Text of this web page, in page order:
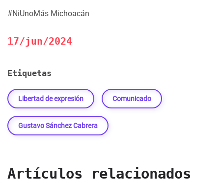
#NiUnoMás Michoacán
17/jun/2024
Etiquetas
Libertad de expresión Comunicado
Gustavo Sánchez Cabrera
Artículos relacionados